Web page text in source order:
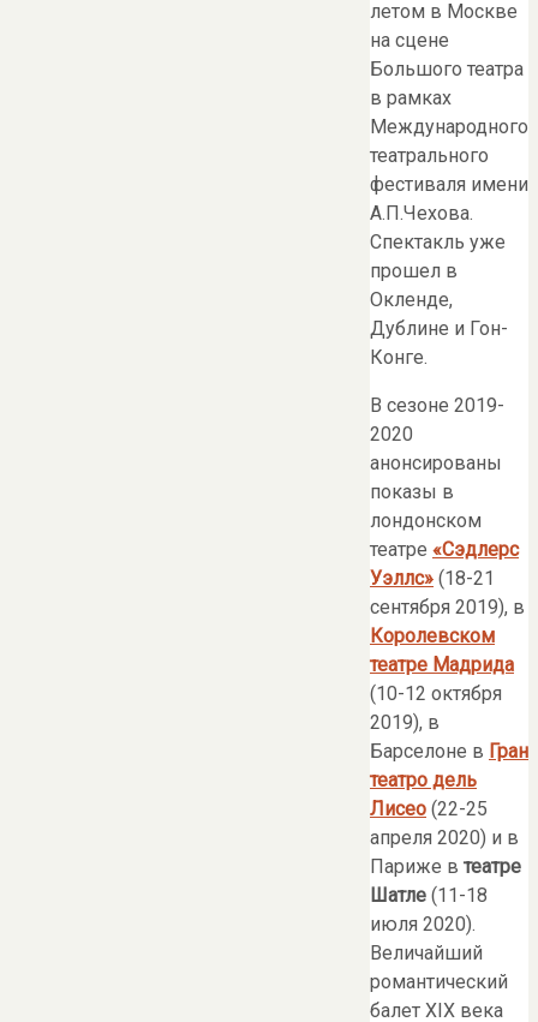
летом в Москве
на сцене
Большого театра
в рамках
Международного
театрального
фестиваля имени
А.П.Чехова.
Спектакль уже
прошел в
Окленде,
Дублине и Гон-
Конге.
В сезоне 2019-
2020
анонсированы
показы в
лондонском
театре «Сэдлерс
Уэллс» (18-21
сентября 2019), в
Королевском
театре Мадрида
(10-12 октября
2019), в
Барселоне в Гран
театро дель
Лисео (22-25
апреля 2020) и в
Париже в театре
Шатле (11-18
июля 2020).
Величайший
романтический
балет XIX века